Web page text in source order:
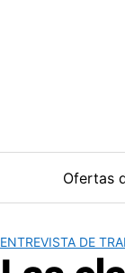
Ofertas
ENTREVISTA DE